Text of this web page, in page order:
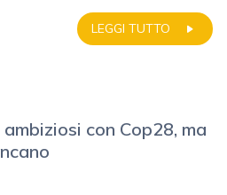
LEGGI TUTTO
con Cop28, ma